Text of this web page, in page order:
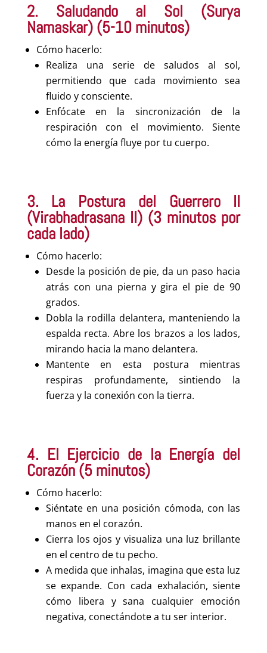
2. Saludando al Sol (Surya
Namaskar) (5-10 minutos)
Cómo hacerlo:
Realiza una serie de saludos al sol,
permitiendo que cada movimiento sea
fluido y consciente.
Enfócate en la sincronización de la
respiración con el movimiento. Siente
cómo la energía fluye por tu cuerpo.
3. La Postura del Guerrero II
(Virabhadrasana II) (3 minutos por
cada lado)
Cómo hacerlo:
Desde la posición de pie, da un paso hacia
atrás con una pierna y gira el pie de 90
grados.
Dobla la rodilla delantera, manteniendo la
espalda recta. Abre los brazos a los lados,
mirando hacia la mano delantera.
Mantente en esta postura mientras
respiras profundamente, sintiendo la
fuerza y la conexión con la tierra.
4. El Ejercicio de la Energía del
Corazón (5 minutos)
Cómo hacerlo:
Siéntate en una posición cómoda, con las
manos en el corazón.
Cierra los ojos y visualiza una luz brillante
en el centro de tu pecho.
A medida que inhalas, imagina que esta luz
se expande. Con cada exhalación, siente
cómo libera y sana cualquier emoción
negativa, conectándote a tu ser interior.